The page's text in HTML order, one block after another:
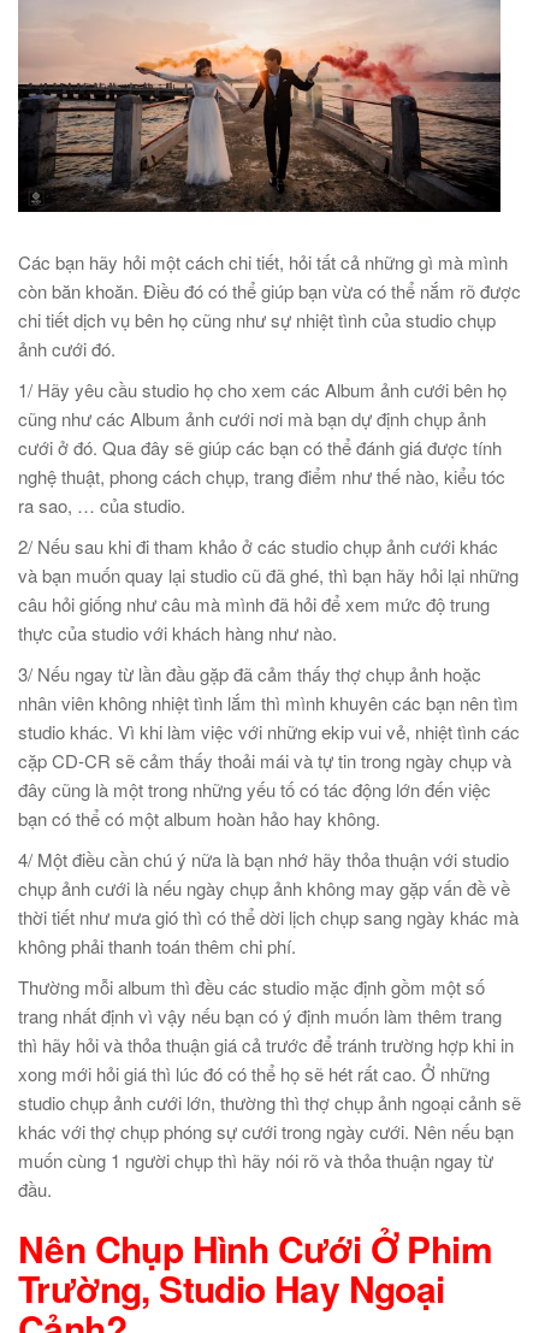
Các bạn hãy hỏi một cách chi tiết, hỏi tất cả những gì mà mình
còn băn khoăn. Điều đó có thể giúp bạn vừa có thể nắm rõ được
chi tiết dịch vụ bên họ cũng như sự nhiệt tình của studio chụp
ảnh cưới đó.
1/ Hãy yêu cầu studio họ cho xem các Album ảnh cưới bên họ
cũng như các Album ảnh cưới nơi mà bạn dự định chụp ảnh
cưới ở đó. Qua đây sẽ giúp các bạn có thể đánh giá được tính
nghệ thuật, phong cách chụp, trang điểm như thế nào, kiểu tóc
ra sao, … của studio.
2/ Nếu sau khi đi tham khảo ở các studio chụp ảnh cưới khác
và bạn muốn quay lại studio cũ đã ghé, thì bạn hãy hỏi lại những
câu hỏi giống như câu mà mình đã hỏi để xem mức độ trung
thực của studio với khách hàng như nào.
3/ Nếu ngay từ lần đầu gặp đã cảm thấy thợ chụp ảnh hoặc
nhân viên không nhiệt tình lắm thì mình khuyên các bạn nên tìm
studio khác. Vì khi làm việc với những ekip vui vẻ, nhiệt tình các
cặp CD-CR sẽ cảm thấy thoải mái và tự tin trong ngày chụp và
đây cũng là một trong những yếu tố có tác động lớn đến việc
bạn có thể có một album hoàn hảo hay không.
4/ Một điều cần chú ý nữa là bạn nhớ hãy thỏa thuận với studio
chụp ảnh cưới là nếu ngày chụp ảnh không may gặp vấn đề về
thời tiết như mưa gió thì có thể dời lịch chụp sang ngày khác mà
không phải thanh toán thêm chi phí.
Thường mỗi album thì đều các studio mặc định gồm một số
trang nhất định vì vậy nếu bạn có ý định muốn làm thêm trang
thì hãy hỏi và thỏa thuận giá cả trước để tránh trường hợp khi in
xong mới hỏi giá thì lúc đó có thể họ sẽ hét rất cao. Ở những
studio chụp ảnh cưới lớn, thường thì thợ chụp ảnh ngoại cảnh sẽ
khác với thợ chụp phóng sự cưới trong ngày cưới. Nên nếu bạn
muốn cùng 1 người chụp thì hãy nói rõ và thỏa thuận ngay từ
đầu.
Nên Chụp Hình Cưới Ở Phim
Trường, Studio Hay Ngoại